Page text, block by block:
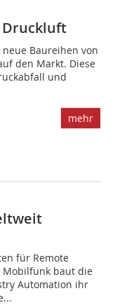
Druckluft
Baureihen von
den Markt. Diese
und
mehr
für Remote
Mobilfunk baut die
Auto­mation ihr